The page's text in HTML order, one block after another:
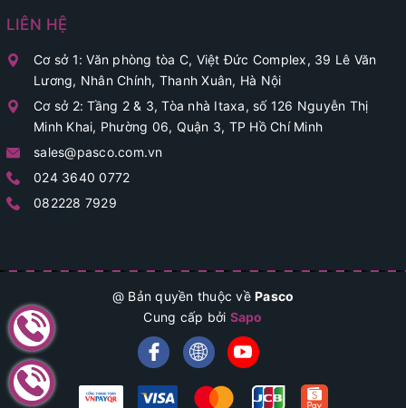
LIÊN HỆ
Cơ sở 1: Văn phòng tòa C, Việt Đức Complex, 39 Lê Văn
Lương, Nhân Chính, Thanh Xuân, Hà Nội
Cơ sở 2: Tầng 2 & 3, Tòa nhà Itaxa, số 126 Nguyễn Thị
Minh Khai, Phường 06, Quận 3, TP Hồ Chí Minh
sales@pasco.com.vn
024 3640 0772
082228 7929
@ Bản quyền thuộc về Pasco
Cung cấp bởi Sapo